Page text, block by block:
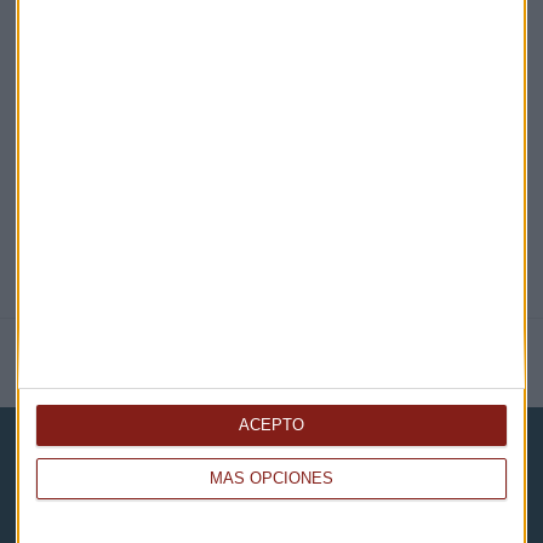
MÁS OPCIONES
ACEPTO
NOTICIAS RELACIONADAS